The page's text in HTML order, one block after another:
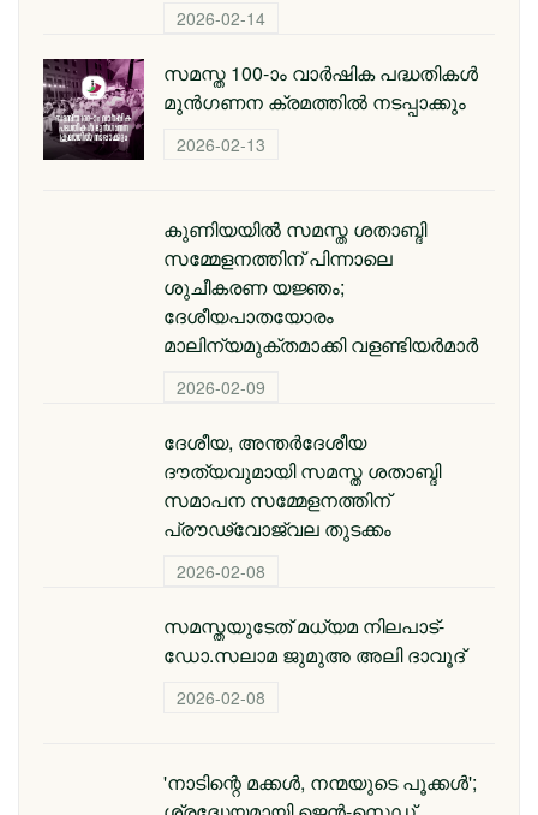
2026-02-14
സമസ്ത 100-ാം വാർഷിക പദ്ധതികൾ
മുൻഗണന ക്രമത്തിൽ നടപ്പാക്കും
2026-02-13
കുണിയയിൽ സമസ്ത ശതാബ്ദി
സമ്മേളനത്തിന് പിന്നാലെ
ശുചീകരണ യജ്ഞം;
ദേശീയപാതയോരം
മാലിന്യമുക്തമാക്കി വളണ്ടിയർമാർ
2026-02-09
ദേശീയ, അന്തര്‍ദേശീയ
ദൗത്യവുമായി സമസ്ത ശതാബ്ദി
സമാപന സമ്മേളനത്തിന്
പ്രൗഢ്വോജ്വല തുടക്കം
2026-02-08
സമസ്തയുടേത് മധ്യമ നിലപാട്-
ഡോ.സലാമ ജുമുഅ അലി ദാവൂദ്
2026-02-08
'നാടിന്റെ മക്കള്‍, നന്മയുടെ പൂക്കള്‍';